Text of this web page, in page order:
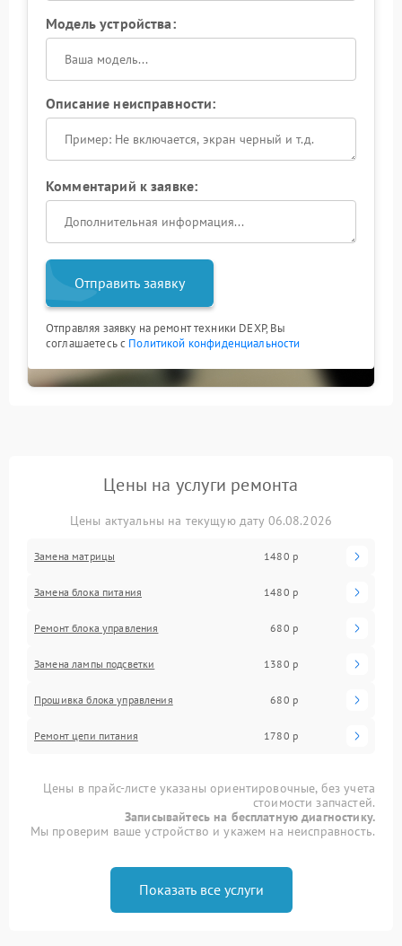
Модель устройства:
Описание неисправности:
Комментарий к заявке:
Отправить заявку
Отправляя заявку на ремонт техники DEXP, Вы
соглашаетесь с Политикой конфиденциальности
Цены на услуги ремонта
Цены актуальны на текущую дату 06.08.2026
Замена матрицы 1480 р
Замена блока питания 1480 р
Ремонт блока управления 680 р
Замена лампы подсветки 1380 р
Прошивка блока управления 680 р
Ремонт цепи питания 1780 р
Цены в прайс-листе указаны ориентировочные, без учета
стоимости запчастей.
Записывайтесь на бесплатную диагностику.
Мы проверим ваше устройство и укажем на неисправность.
Показать все услуги